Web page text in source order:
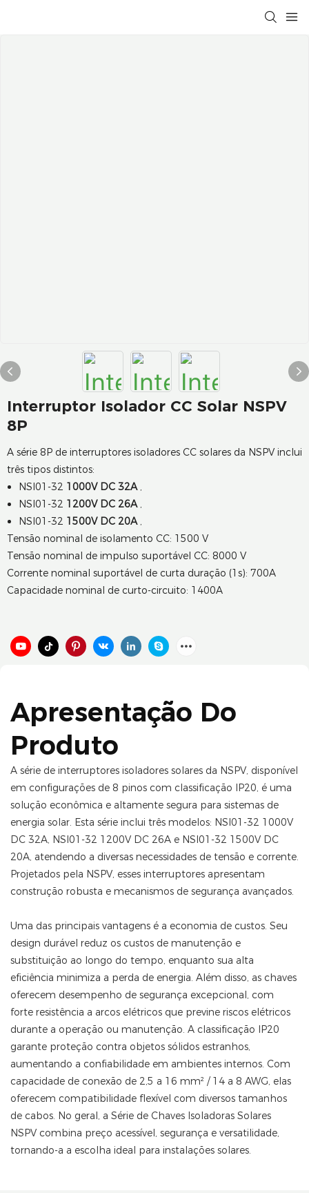
Interruptor Isolador CC Solar NSPV
8P
A série 8P de interruptores isoladores CC solares da NSPV inclui
três tipos distintos:
NSI01-32 1000V DC 32A,
NSI01-32 1200V DC 26A,
NSI01-32 1500V DC 20A,
Tensão nominal de isolamento CC: 1500 V
Tensão nominal de impulso suportável CC: 8000 V
Corrente nominal suportável de curta duração (1s): 700A
Capacidade nominal de curto-circuito: 1400A
Apresentação Do
Produto
A série de interruptores isoladores solares da NSPV, disponível
em configurações de 8 pinos com classificação IP20, é uma
solução econômica e altamente segura para sistemas de
energia solar. Esta série inclui três modelos: NSI01-32 1000V
DC 32A, NSI01-32 1200V DC 26A e NSI01-32 1500V DC
20A, atendendo a diversas necessidades de tensão e corrente.
Projetados pela NSPV, esses interruptores apresentam
construção robusta e mecanismos de segurança avançados.
Uma das principais vantagens é a economia de custos. Seu
design durável reduz os custos de manutenção e
substituição ao longo do tempo, enquanto sua alta
eficiência minimiza a perda de energia. Além disso, as chaves
oferecem desempenho de segurança excepcional, com
forte resistência a arcos elétricos que previne riscos elétricos
durante a operação ou manutenção. A classificação IP20
garante proteção contra objetos sólidos estranhos,
aumentando a confiabilidade em ambientes internos. Com
capacidade de conexão de 2,5 a 16 mm² / 14 a 8 AWG, elas
oferecem compatibilidade flexível com diversos tamanhos
de cabos. No geral, a Série de Chaves Isoladoras Solares
NSPV combina preço acessível, segurança e versatilidade,
tornando-a a escolha ideal para instalações solares.